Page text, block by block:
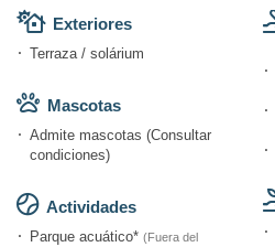
Exteriores
Terraza / solárium
Mascotas
Admite mascotas (Consultar
condiciones)
Actividades
Parque acuático* (Fuera del